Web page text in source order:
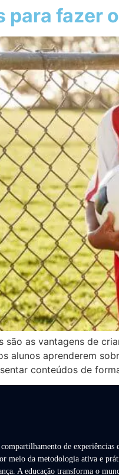
para fazer
são as vantagens de
alunos aprenderem
conteúdos de
de experiências
meio da metodologia ativa e
A educação transforma o